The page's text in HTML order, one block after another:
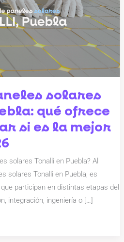
solares
qué ofrece
si es la mejor
solares Tonalli en Puebla? Al
solares Tonalli en Puebla, es
participan en distintas etapas del
integración, ingeniería o […]